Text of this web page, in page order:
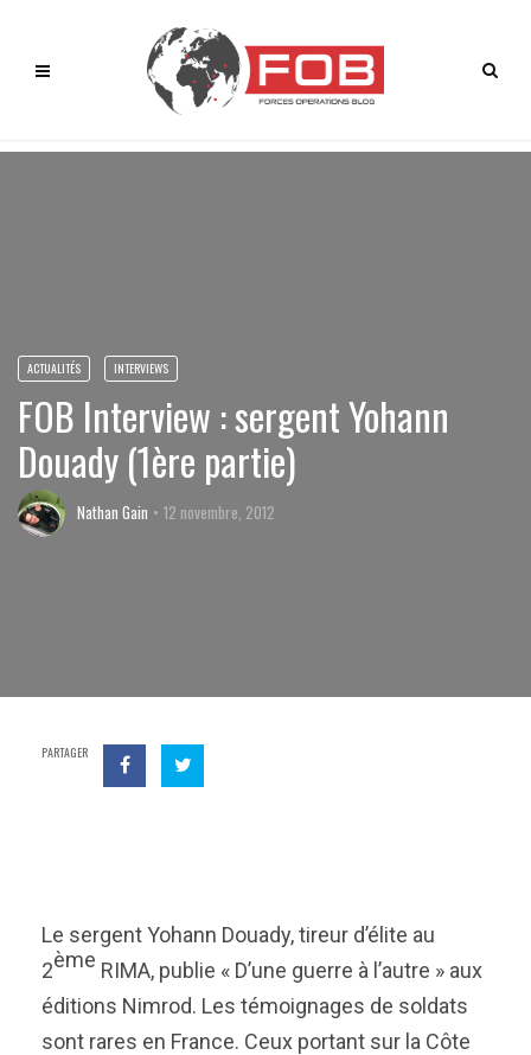
ACTUALITÉS INTERVIEWS
FOB Interview : sergent Yohann
Douady (1ère partie)
Nathan Gain 12 novembre, 2012
PARTAGER
Le sergent Yohann Douady, tireur d’élite au
2ème RIMA, publie « D’une guerre à l’autre » aux
éditions Nimrod. Les témoignages de soldats
sont rares en France. Ceux portant sur la Côte